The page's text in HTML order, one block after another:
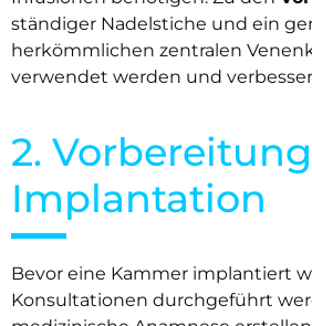
ständiger Nadelstiche und ein
herkömmlichen zentralen
verwendet werden und
2.
Implantation
Bevor eine Kammer implantiert
Konsultationen durchgeführt